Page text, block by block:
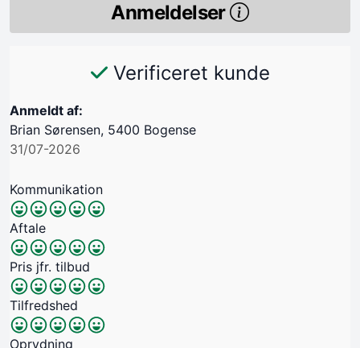
Anmeldelser
Verificeret kunde
Anmeldt af:
Brian Sørensen, 5400 Bogense
31/07-2026
Kommunikation
Aftale
Pris jfr. tilbud
Tilfredshed
Oprydning